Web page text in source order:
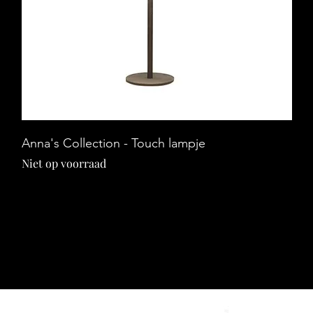
Snel overzicht
Anna's Collection - Touch lampje
Niet op voorraad